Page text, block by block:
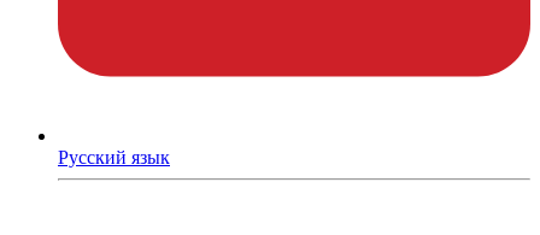
Русский язык